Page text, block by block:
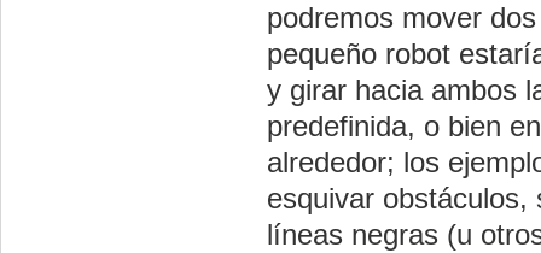
podremos mover
pequeño robot
y girar hacia ambos
predefinida, o bien
alrededor; los
esquivar obstáculos,
líneas negras (u